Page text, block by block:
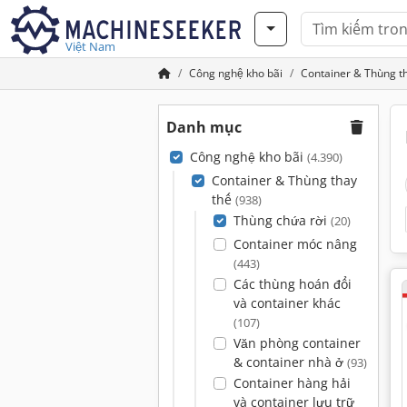
Việt Nam
Công nghệ kho bãi Container & Thùng
Danh mục
Công nghệ kho bãi (4.390)
Container & Thùng thay
thế (938)
Thùng chứa rời (20)
Container móc nâng
(443)
Các thùng hoán đổi
và container khác
(107)
Văn phòng container
& container nhà ở (93)
Container hàng hải
và container lưu trữ